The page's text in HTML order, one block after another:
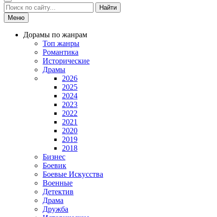
Найти
Меню
Дорамы по жанрам
Топ жанры
Романтика
Исторические
Драмы
2026
2025
2024
2023
2022
2021
2020
2019
2018
Бизнес
Боевик
Боевые Искусства
Военные
Детектив
Драма
Дружба